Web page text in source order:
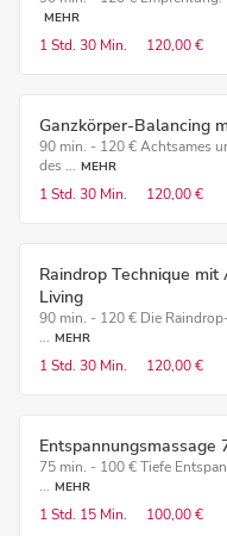
MEHR
1 Std. 30 Min. 120,00 €
Ganzkörper-Balancing
90 min. - 120 € Achtsames
des ... MEHR
1 Std. 30 Min. 120,00 €
Raindrop Technique
Living
90 min. - 120 € Die
... MEHR
1 Std. 30 Min. 120,00 €
Entspannungsmassage
75 min. - 100 € Tiefe
... MEHR
1 Std. 15 Min. 100,00 €